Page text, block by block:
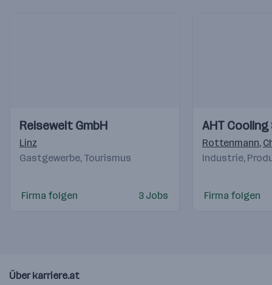
Videos
Einblicke
Einblicke
Reisewelt GmbH
Linz
Gastgewerbe, Tourismus
Firma folgen 3 Jobs
Videos
Einblicke
Einblicke
AHT
Rottenmann,
Industrie,
Firma folgen
Über karriere.at